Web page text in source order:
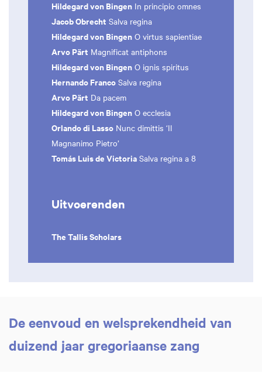
Hildegard von Bingen In principio omnes
Jacob Obrecht Salva regina
Hildegard von Bingen O virtus sapientiae
Arvo Pärt Magnificat antiphons
Hildegard von Bingen O ignis spiritus
Hernando Franco Salva regina
Arvo Pärt Da pacem
Hildegard von Bingen O ecclesia
Orlando di Lasso Nunc dimittis ‘Il
Magnanimo Pietro’
Tomás Luis de Victoria Salva regina a 8
Uitvoerenden
The Tallis Scholars
De eenvoud en welsprekendheid van
duizend jaar gregoriaanse zang